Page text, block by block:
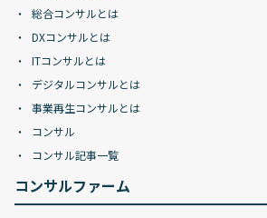
総合コンサルとは
DXコンサルとは
ITコンサルとは
デジタルコンサルとは
事業再生コンサルとは
コンサル
コンサル記事一覧
コンサルファーム